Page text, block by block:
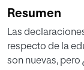
Resumen
Las
respecto de la
son nuevas,